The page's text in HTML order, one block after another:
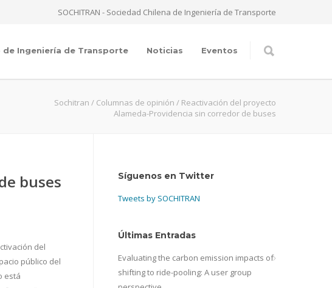
SOCHITRAN - Sociedad Chilena de Ingeniería de Transporte
de Ingeniería de Transporte Noticias Eventos
Sochitran / Columnas de opinión / Reactivación del proyecto
Alameda-Providencia sin corredor de buses
buses
del
público del
está
Síguenos en Twitter
Tweets by SOCHITRAN
Últimas Entradas
Evaluating the carbon emission impacts of
shifting to ride-pooling: A user group